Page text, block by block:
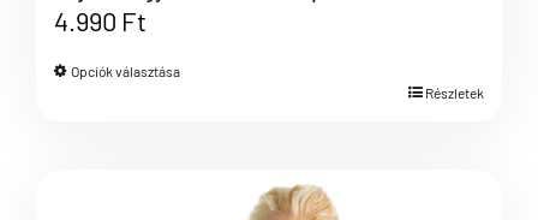
4.990 Ft
Opciók választása
Részletek